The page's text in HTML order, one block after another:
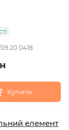
09.20.0418
Купити
елемент